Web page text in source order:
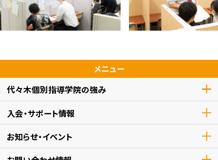
メニュー
代々木個別指導学院の強み
入会・サポート情報
お知らせ・イベント